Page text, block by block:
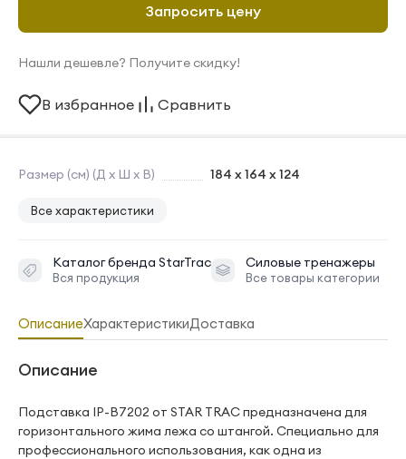
Размер (см) (Д х Ш х В) 184 х 164 х 124
Все характеристики
Каталог бренда StarTrac
Вся продукция
Силовые тренажеры
Все товары категории
Запросить цену
Нашли дешевле? Получите скидку!
В избранное Сравнить
ОписаниеХарактеристикиДоставка
Описание
Подставка IP-B7202 от STAR TRAC предназначена для
горизонтального жима лежа со штангой. Специально для
профессионального использования, как одна из